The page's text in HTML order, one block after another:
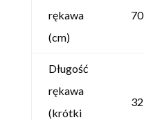
rękawa
(cm)
70
Długość
rękawa
(krótki
32